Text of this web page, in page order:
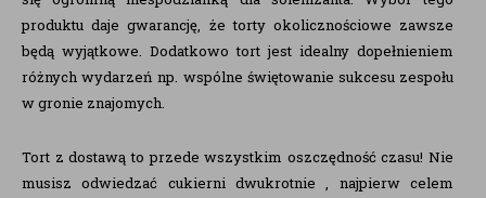
produktu daje gwarancję, że torty okolicznościowe zawsze
będą wyjątkowe. Dodatkowo tort jest idealny dopełnieniem
różnych wydarzeń np. wspólne świętowanie sukcesu zespołu
w gronie znajomych.
Tort z dostawą to przede wszystkim oszczędność czasu! Nie
musisz odwiedzać cukierni dwukrotnie , najpierw celem